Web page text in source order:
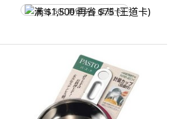
满 $1,500 再省 $75 (王道卡)